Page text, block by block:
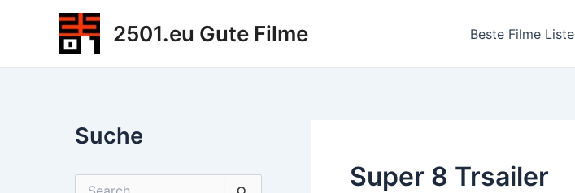
2501.eu Gute Filme Beste Filme Liste
Suche
Super 8 Trsailer